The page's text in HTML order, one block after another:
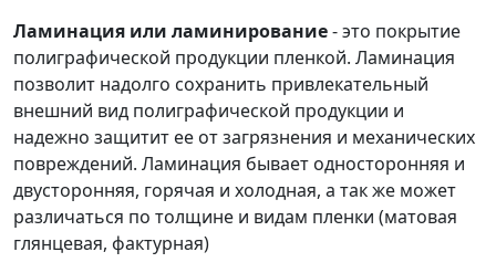
Ламинация или ламинирование- это покрытие
полиграфической продукции пленкой. Ламинация
позволит надолго сохранить привлекательный
внешний вид полиграфической продукции и
надежно защитит ее от загрязнения и механических
повреждений. Ламинация бывает односторонняя и
двусторонняя, горячая и холодная, а так же может
различаться по толщине и видам пленки (матовая
глянцевая, фактурная)